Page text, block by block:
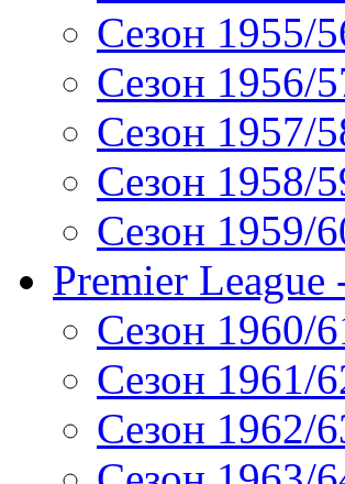
Сезон 1955/
Сезон 1956/
Сезон 1957/
Сезон 1958/
Сезон 1959/
Premier League
Сезон 1960/
Сезон 1961/
Сезон 1962/